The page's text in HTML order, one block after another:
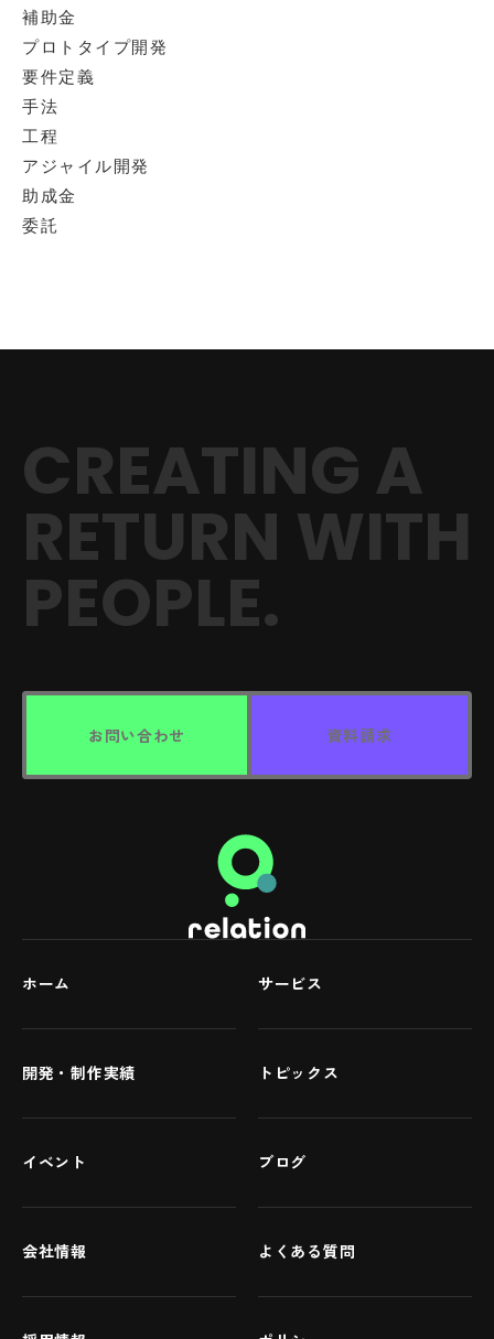
補助金
プロトタイプ開発
要件定義
手法
工程
アジャイル開発
助成金
委託
CREATING A
RETURN WITH
PEOPLE.
お問い合わせ 資料請求
ホーム サービス
開発・制作実績 トピックス
イベント ブログ
会社情報 よくある質問